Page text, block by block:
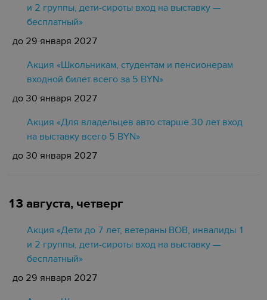
и 2 группы, дети-сироты вход на выставку —
бесплатный»
до 29 января 2027
Акция «Школьникам, студентам и пенсионерам
входной билет всего за 5 BYN»
до 30 января 2027
Акция «Для владельцев авто старше 30 лет вход
на выставку всего 5 BYN»
до 30 января 2027
13 августа, четверг
Акция «Дети до 7 лет, ветераны ВОВ, инвалиды 1
и 2 группы, дети-сироты вход на выставку —
бесплатный»
до 29 января 2027